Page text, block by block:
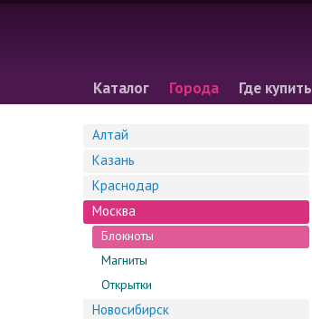
Каталог Города Где купить
Алтай
Казань
Краснодар
Москва
Блокноты
Магниты
Открытки
Новосибирск